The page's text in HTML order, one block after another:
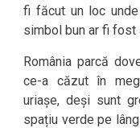
fi făcut un loc
simbol bun ar fi fost
România parcă
ce-a căzut în
uriașe, deși sunt
spațiu verde pe